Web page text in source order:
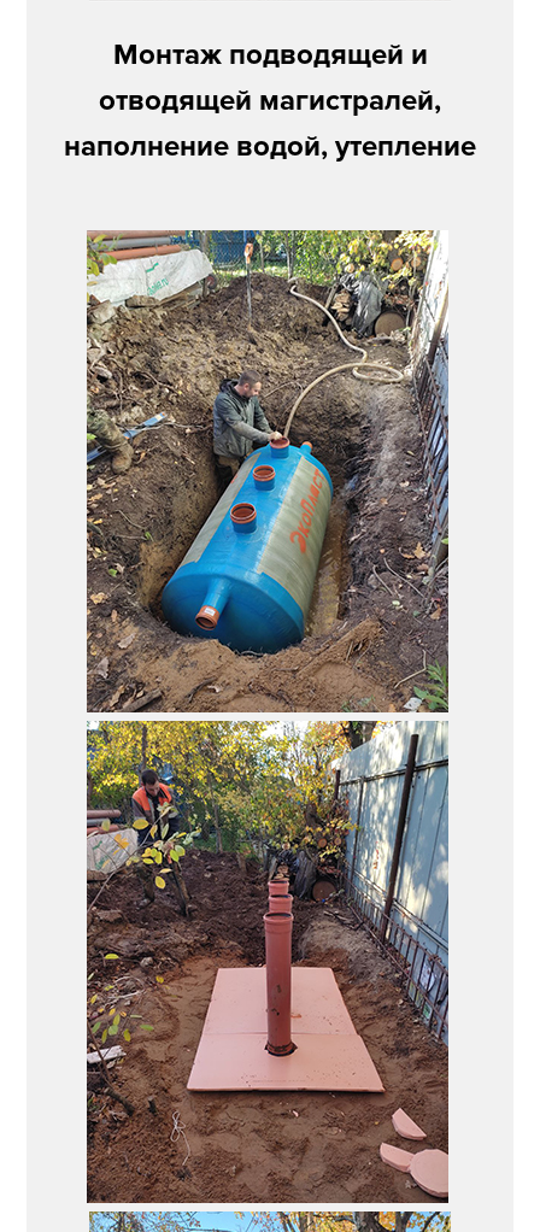
Монтаж подводящей и
отводящей магистралей,
наполнение водой, утепление